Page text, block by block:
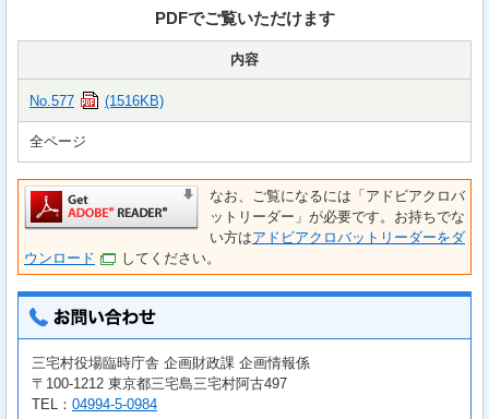
PDFでご覧いただけます
内容
No.577 (1516KB)
全ページ
なお、ご覧になるには「アドビアクロバ
ットリーダー」が必要です。お持ちでな
い方はアドビアクロバットリーダーをダ
ウンロード
してください。
三宅村役場臨時庁舎 企画財政課 企画情報係
〒100-1212 東京都三宅島三宅村阿古497
TEL： 04994-5-0984